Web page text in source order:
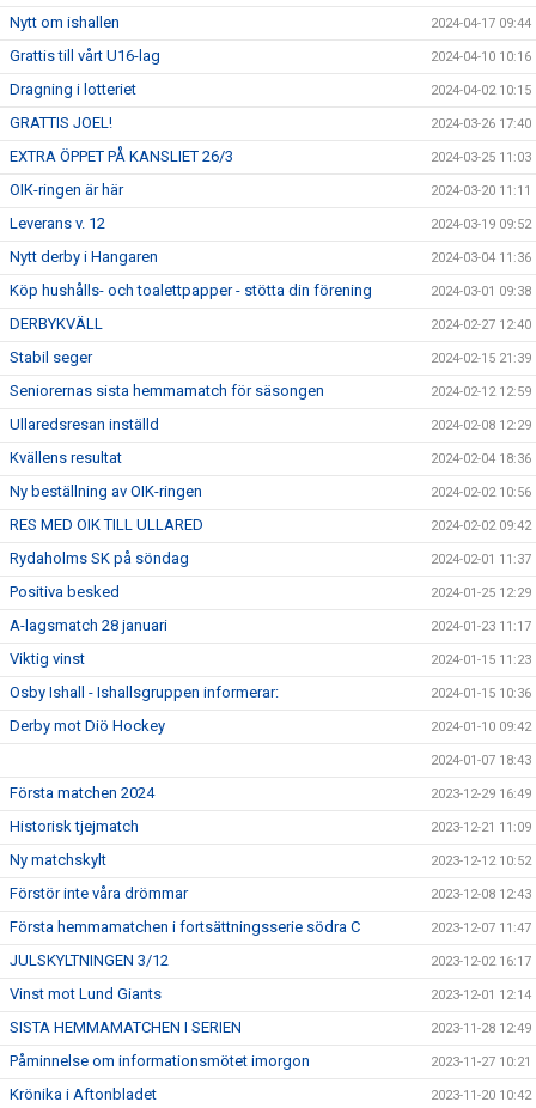
Nytt om ishallen 2024-04-17 09:44
Grattis till vårt U16-lag 2024-04-10 10:16
Dragning i lotteriet 2024-04-02 10:15
GRATTIS JOEL! 2024-03-26 17:40
EXTRA ÖPPET PÅ KANSLIET 26/3 2024-03-25 11:03
OIK-ringen är här 2024-03-20 11:11
Leverans v. 12 2024-03-19 09:52
Nytt derby i Hangaren 2024-03-04 11:36
Köp hushålls- och toalettpapper - stötta din förening 2024-03-01 09:38
DERBYKVÄLL 2024-02-27 12:40
Stabil seger 2024-02-15 21:39
Seniorernas sista hemmamatch för säsongen 2024-02-12 12:59
Ullaredsresan inställd 2024-02-08 12:29
Kvällens resultat 2024-02-04 18:36
Ny beställning av OIK-ringen 2024-02-02 10:56
RES MED OIK TILL ULLARED 2024-02-02 09:42
Rydaholms SK på söndag 2024-02-01 11:37
Positiva besked 2024-01-25 12:29
A-lagsmatch 28 januari 2024-01-23 11:17
Viktig vinst 2024-01-15 11:23
Osby Ishall - Ishallsgruppen informerar: 2024-01-15 10:36
Derby mot Diö Hockey 2024-01-10 09:42
2024-01-07 18:43
Första matchen 2024 2023-12-29 16:49
Historisk tjejmatch 2023-12-21 11:09
Ny matchskylt 2023-12-12 10:52
Förstör inte våra drömmar 2023-12-08 12:43
Första hemmamatchen i fortsättningsserie södra C 2023-12-07 11:47
JULSKYLTNINGEN 3/12 2023-12-02 16:17
Vinst mot Lund Giants 2023-12-01 12:14
SISTA HEMMAMATCHEN I SERIEN 2023-11-28 12:49
Påminnelse om informationsmötet imorgon 2023-11-27 10:21
Krönika i Aftonbladet 2023-11-20 10:42